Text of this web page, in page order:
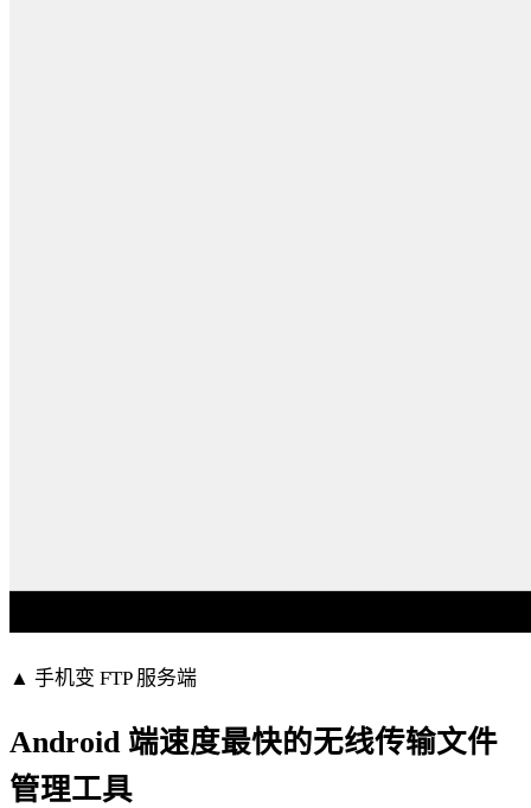
▲ 手机变 FTP 服务端
Android 端速度最快的无线传输文件
管理工具